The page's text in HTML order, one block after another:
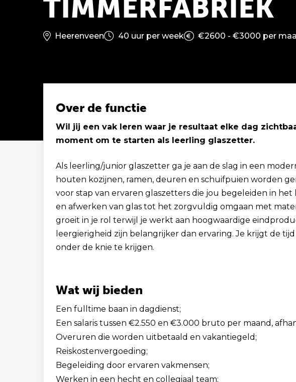
TIMMERFABRIEK
Heerenveen 40 uur per week €2600 - €3000 per
Solliciteer binnen 1 minuut
Over de functie
Wil jij een vak leren waar je resultaat elke dag
moment om te starten als leerling glaszetter.
Als leerling/junior glaszetter ga je aan de slag in een
houten kozijnen, ramen, deuren en schuifpuien worden
voor stap van ervaren glaszetters die jou begeleiden in het
en afwerken van glas tot het zorgvuldig omgaan met
groeit in je rol terwijl je werkt aan hoogwaardige
leergierigheid zijn belangrijker dan ervaring. Je krijgt de
onder de knie te krijgen.
Wat wij bieden
Een fulltime baan in dagdienst;
Een salaris tussen €2.550 en €3.000 bruto per maand,
Overuren die worden uitbetaald en vakantiegeld;
Reiskostenvergoeding;
Begeleiding door ervaren vakmensen;
Werken in een hecht en collegiaal team;